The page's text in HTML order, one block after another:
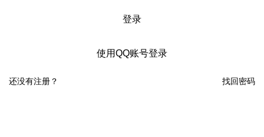
登录
使用QQ账号登录
找回密码
还没有注册？